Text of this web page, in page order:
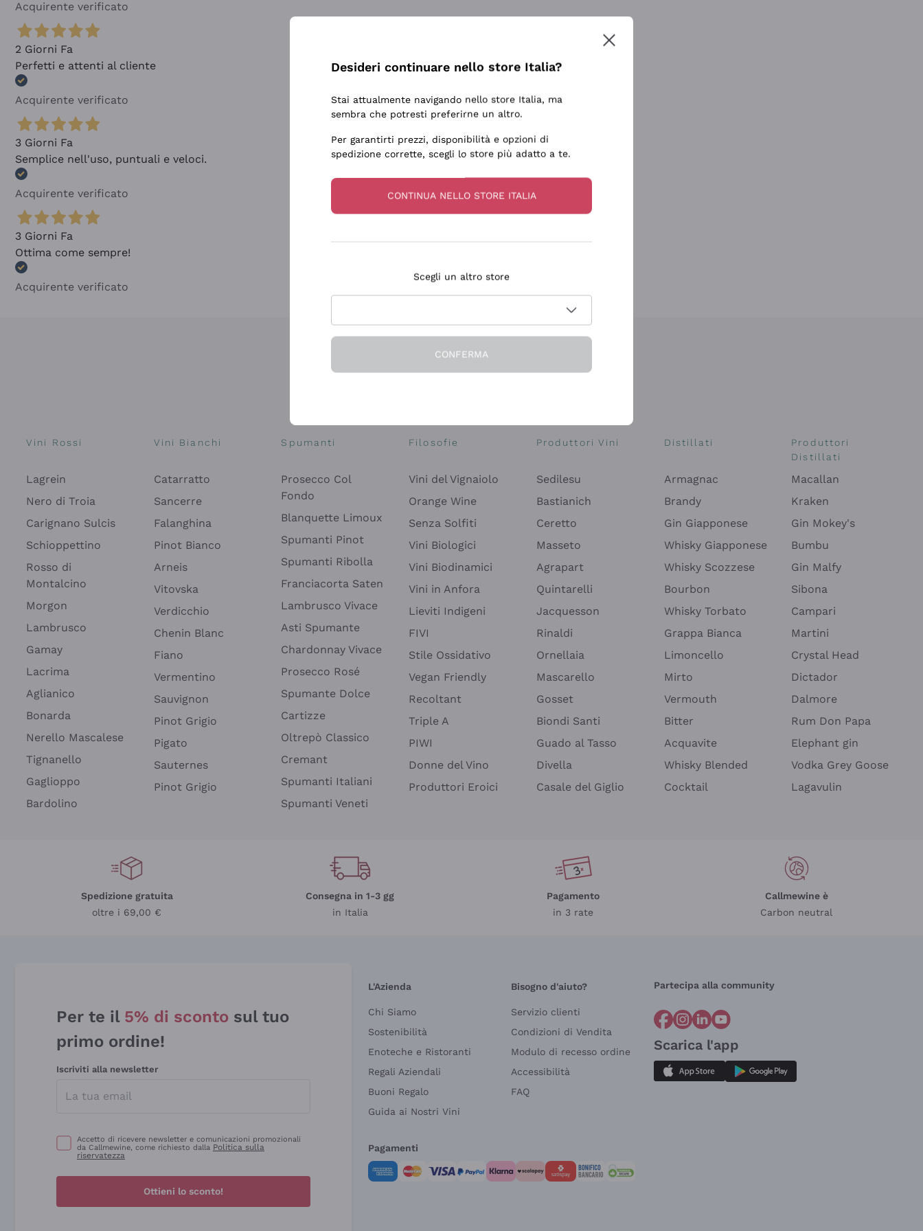
Acquirente verificato
2 Giorni Fa
Perfetti e attenti al cliente
Acquirente verificato
3 Giorni Fa
Semplice nell'uso, puntuali e veloci.
Acquirente verificato
3 Giorni Fa
Ottima come sempre!
Acquirente verificato
Vini Rossi
Lagrein
Nero di Troia
Carignano Sulcis
Schioppettino
Rosso di
Montalcino
Morgon
Lambrusco
Gamay
Lacrima
Aglianico
Bonarda
Nerello Mascalese
Tignanello
Gaglioppo
Bardolino
Vini Bianchi
Catarratto
Sancerre
Falanghina
Pinot Bianco
Arneis
Vitovska
Verdicchio
Chenin Blanc
Fiano
Vermentino
Sauvignon
Pinot Grigio
Pigato
Sauternes
Pinot Grigio
Spumanti
Prosecco Col
Fondo
Blanquette Limoux
Spumanti Pinot
Spumanti Ribolla
Franciacorta Saten
Lambrusco Vivace
Asti Spumante
Chardonnay Vivace
Prosecco Rosé
Spumante Dolce
Cartizze
Oltrepò Classico
Cremant
Spumanti Italiani
Spumanti Veneti
Filosofie
Vini del Vignaiolo
Orange Wine
Senza Solfiti
Vini Biologici
Vini Biodinamici
Vini in Anfora
Lieviti Indigeni
FIVI
Stile Ossidativo
Vegan Friendly
Recoltant
Triple A
PIWI
Donne del Vino
Produttori Eroici
Produttori Vini
Sedilesu
Bastianich
Ceretto
Masseto
Agrapart
Quintarelli
Jacquesson
Rinaldi
Ornellaia
Mascarello
Gosset
Biondi Santi
Guado al Tasso
Divella
Casale del Giglio
Distillati
Armagnac
Brandy
Gin Giapponese
Whisky Giapponese
Whisky Scozzese
Bourbon
Whisky Torbato
Grappa Bianca
Limoncello
Mirto
Vermouth
Bitter
Acquavite
Whisky Blended
Cocktail
Produttori
Distillati
Macallan
Kraken
Gin Mokey's
Bumbu
Gin Malfy
Sibona
Campari
Martini
Crystal Head
Dictador
Dalmore
Rum Don Papa
Elephant gin
Vodka Grey Goose
Lagavulin
Spedizione gratuita
oltre i 69,00 €
Consegna in 1-3 gg
in Italia
Pagamento
in 3 rate
Callmewine è
Carbon neutral
Per te il 5% di sconto sul tuo
primo ordine!
Iscriviti alla newsletter
Accetto di ricevere newsletter e comunicazioni promozionali
da Callmewine, come richiesto dalla Politica sulla
riservatezza
Ottieni lo sconto!
L'Azienda
Chi Siamo
Sostenibilità
Enoteche e Ristoranti
Regali Aziendali
Buoni Regalo
Guida ai Nostri Vini
Bisogno d'aiuto?
Servizio clienti
Condizioni di Vendita
Modulo di recesso ordine
Accessibilità
FAQ
Partecipa alla community
Scarica l'app
Pagamenti
Desideri continuare nello store Italia?
Stai attualmente navigando nello store Italia, ma
sembra che potresti preferirne un altro.
Per garantirti prezzi, disponibilità e opzioni di
spedizione corrette, scegli lo store più adatto a te.
CONTINUA NELLO STORE ITALIA
Scegli un altro store
CONFERMA